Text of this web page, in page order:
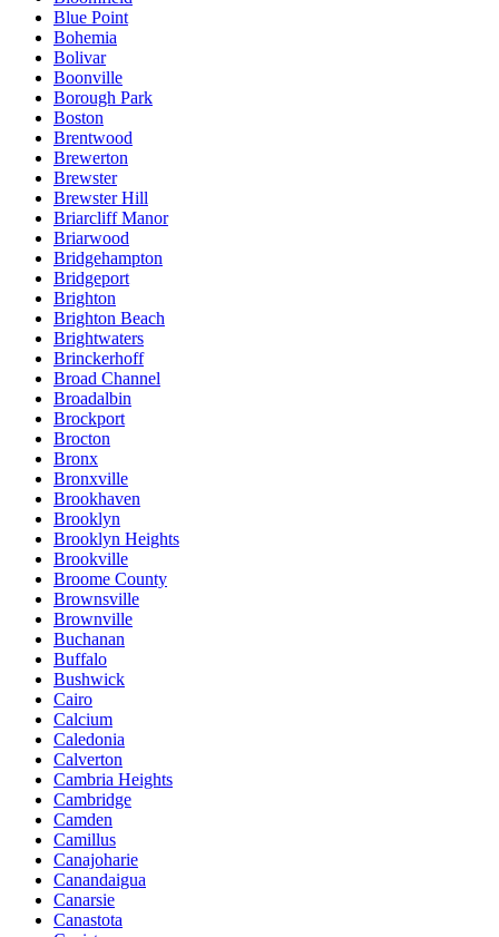
Blue Point
Bohemia
Bolivar
Boonville
Borough Park
Boston
Brentwood
Brewerton
Brewster
Brewster Hill
Briarcliff Manor
Briarwood
Bridgehampton
Bridgeport
Brighton
Brighton Beach
Brightwaters
Brinckerhoff
Broad Channel
Broadalbin
Brockport
Brocton
Bronx
Bronxville
Brookhaven
Brooklyn
Brooklyn Heights
Brookville
Broome County
Brownsville
Brownville
Buchanan
Buffalo
Bushwick
Cairo
Calcium
Caledonia
Calverton
Cambria Heights
Cambridge
Camden
Camillus
Canajoharie
Canandaigua
Canarsie
Canastota